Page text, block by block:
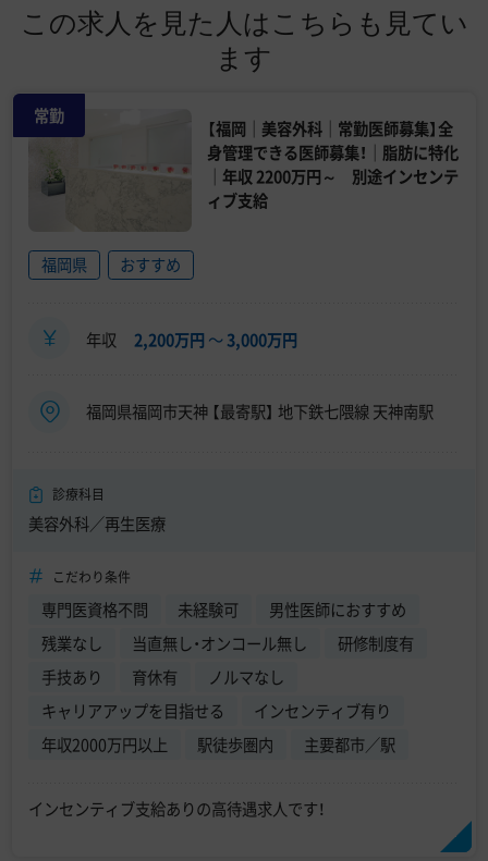
この求人を見た人はこちらも見てい
ます
常勤
【福岡｜美容外科｜常勤医師募集】全
身管理できる医師募集！｜脂肪に特化
｜年収 2200万円～ 別途インセンテ
ィブ支給
福岡県 おすすめ
年収 2,200万円 〜3,000万円
福岡県福岡市天神 【最寄駅】 地下鉄七隈線 天神南駅
診療科目
美容外科／再生医療
こだわり条件
専門医資格不問 未経験可
男性医師におすすめ
残業なし
当直無し・オンコール無し
研修制度有
手技あり
育休有
ノルマなし
キャリアアップを目指せる
インセンティブ有り
年収2000万円以上
駅徒歩圏内 主要都市／駅
インセンティブ支給ありの高待遇求人です！